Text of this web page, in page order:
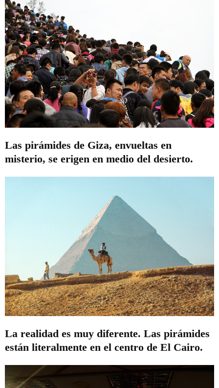
Las pirámides de Giza, envueltas en
misterio, se erigen en medio del desierto.
La realidad es muy diferente. Las pirámides
están literalmente en el centro de El Cairo.